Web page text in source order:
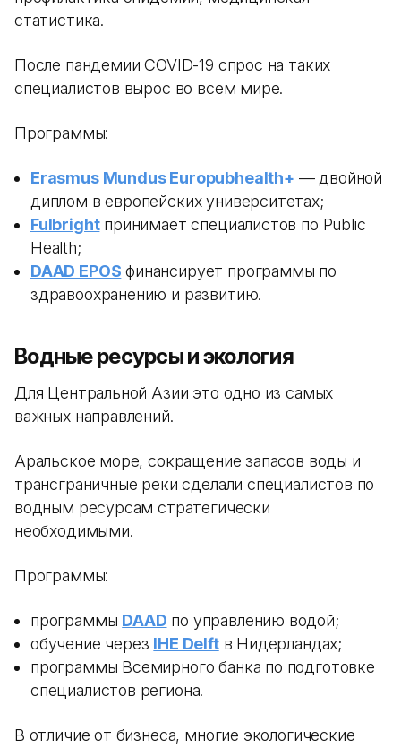
статистика.
После пандемии COVID-19 спрос на таких
специалистов вырос во всем мире.
Программы:
Erasmus Mundus Europubhealth+ — двойной
диплом в европейских университетах;
Fulbrightпринимает специалистов по Public
Health;
DAAD EPOS финансирует программы по
здравоохранению и развитию.
Водные ресурсы и экология
Для Центральной Азии это одно из самых
важных направлений.
Аральское море, сокращение запасов воды и
трансграничные реки сделали специалистов по
водным ресурсам стратегически
необходимыми.
Программы:
программы DAAD по управлению водой;
обучение через IHE Delftв Нидерландах;
программы Всемирного банка по подготовке
специалистов региона.
В отличие от бизнеса, многие экологические